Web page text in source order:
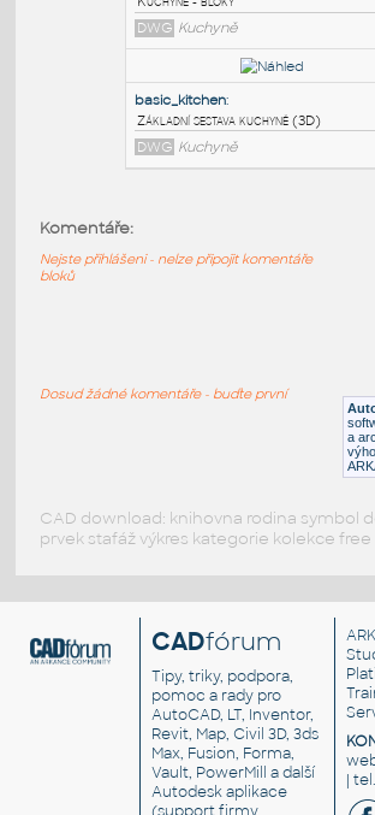
KITCHEN SHOP DRAWING
Kuchyně - výkresy s detaily a
DWG Kuchyně
DWG Kuchyně
a
Komentáře:
Nejste přihlášeni - nelze připojit komentáře
bloků
Dosud žádné komentáře - buďte první
CAD download: knihovna rodina symbol
prvek stafáž výkres kategorie kolekce
CADfórum
Tipy, triky, podpora,
pomoc a rady pro
AutoCAD, LT, Inventor,
Revit, Map, Civil 3D, 3ds
Max, Fusion, Forma,
Vault, PowerMill a další
Autodesk aplikace
|